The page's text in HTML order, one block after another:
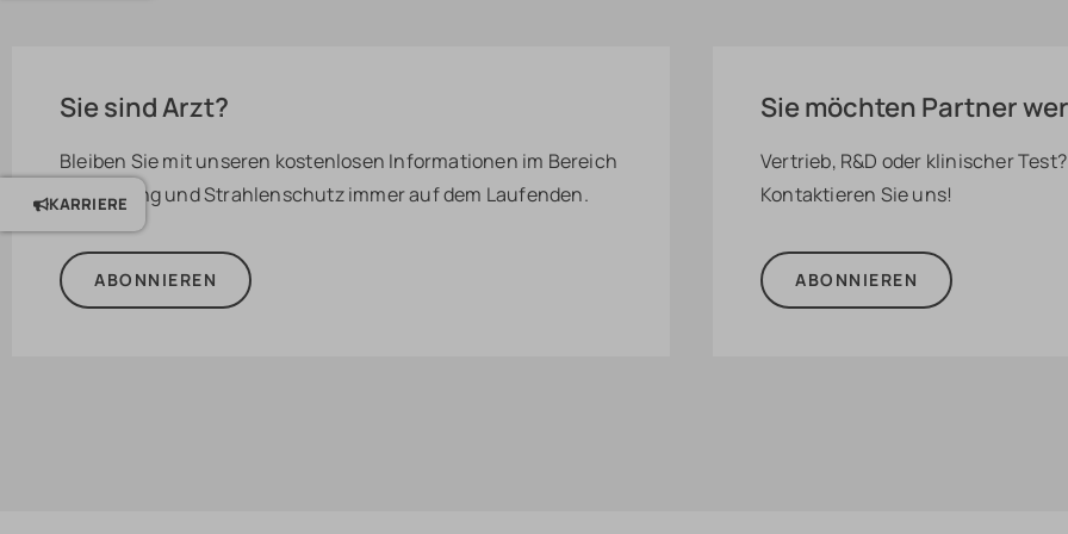
KARRIERE
Sie sind Arzt?
Bleiben Sie mit unseren kostenlosen Informationen im Bereich
Bildgebung und Strahlenschutz immer auf dem Laufenden.
ABONNIEREN
Sie möchten Partner
Vertrieb, R&D oder klinischer Test?
Kontaktieren Sie uns!
ABONNIEREN